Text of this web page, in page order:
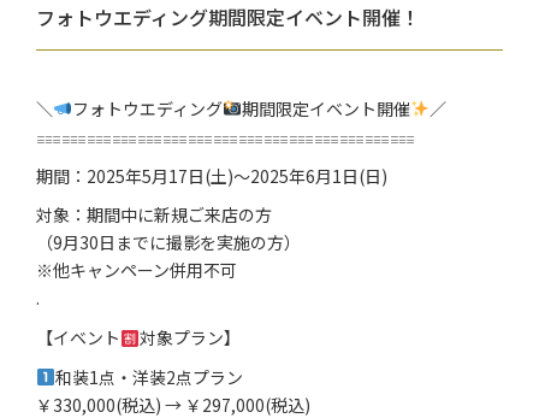
フォトウエディング期間限定イベント開催！
＼ フォトウエディング 期間限定イベント開催
／
𓐌𓐌𓐌𓐌𓐌𓐌𓐌𓐌𓐌𓐌𓐌𓐌𓐌𓐌𓐌
期間：2025年5月17日(土)～2025年6月1日(日)
対象：期間中に新規ご来店の方
（9月30日までに撮影を実施の方）
※他キャンペーン併用不可
.
【イベント
対象プラン】
和装1点・洋装2点プラン
￥330,000(税込) → ￥297,000(税込)